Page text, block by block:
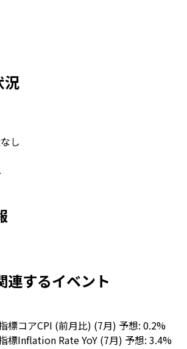
況
し
連するイベント
標コアCPI (前月比) (7月) 予想: 0.2%
標Inflation Rate YoY (7月) 予想: 3.4%